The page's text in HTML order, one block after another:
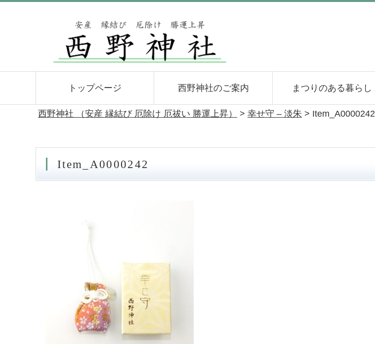
トップページ 西野神社のご案内 まつりのある暮らし
西野神社 （安産 縁結び 厄除け 厄祓い 勝運上昇） > 幸せ守 – 淡朱 > Item_A0000242
Item_A0000242